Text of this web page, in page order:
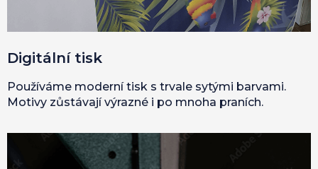
Digitální tisk
Používáme moderní tisk s trvale sytými barvami.
Motivy zůstávají výrazné i po mnoha praních.